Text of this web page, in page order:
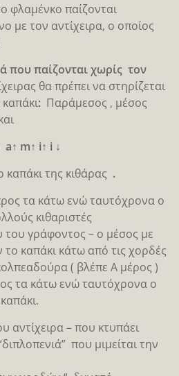
φλαμένκο παίζονται
με τον αντίχειρα, ο οποίος
που παίζονται χωρίς τον
θα πρέπει να στηρίζεται
: Παράμεσος , μέσος
a↑ m↑ i↑ i ↓
της κιθάρας .
τα κάτω ενώ ταυτόχρονα ο
κιθαριστές
γράφοντος – ο μέσος με
καπάκι κάτω από τις χορδές
( βλέπε Α μέρος )
τα κάτω ενώ ταυτόχρονα ο
αντίχειρα – που κτυπάει
που μιμείται την